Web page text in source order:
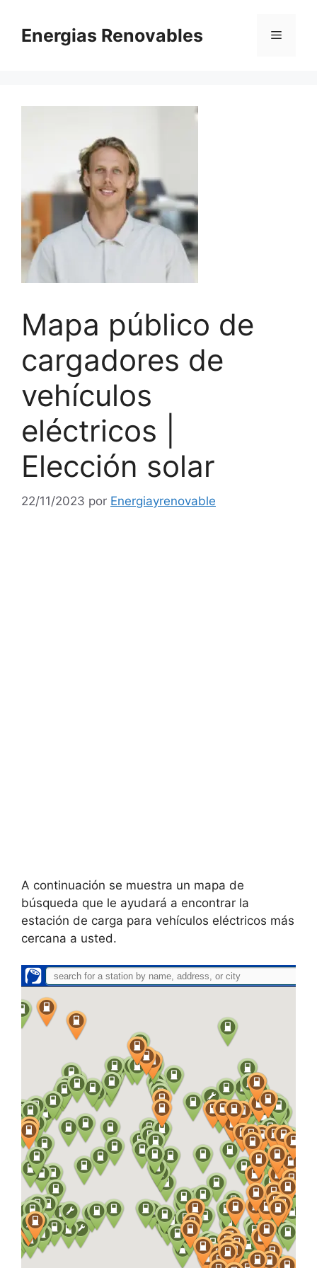
contenido
Energias Renovables Menú
Mapa público de
cargadores de
vehículos
eléctricos |
Elección solar
22/11/2023 por Energiayrenovable
A continuación se muestra un mapa de
búsqueda que le ayudará a encontrar la
estación de carga para vehículos eléctricos más
cercana a usted.